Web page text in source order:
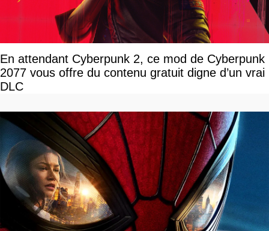
En attendant Cyberpunk 2, ce mod de Cyberpunk
2077 vous offre du contenu gratuit digne d’un vrai
DLC